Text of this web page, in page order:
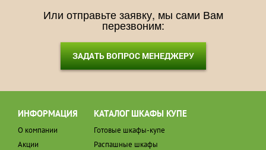
Или отправьте заявку, мы сами Вам
перезвоним:
ЗАДАТЬ ВОПРОС МЕНЕДЖЕРУ
ИНФОРМАЦИЯ
О компании
Акции
КАТАЛОГ ШКАФЫ КУПЕ
Готовые шкафы-купе
Распашные шкафы